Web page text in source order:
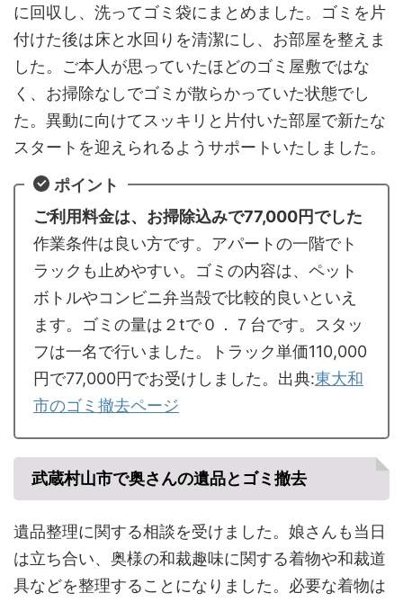
に回収し、洗ってゴミ袋にまとめました。ゴミを片
付けた後は床と水回りを清潔にし、お部屋を整えま
した。ご本人が思っていたほどのゴミ屋敷ではな
く、お掃除なしでゴミが散らかっていた状態でし
た。異動に向けてスッキリと片付いた部屋で新たな
スタートを迎えられるようサポートいたしました。
ポイント
ご利用料金は、お掃除込みで77,000円でした
作業条件は良い方です。アパートの一階でト
ラックも止めやすい。ゴミの内容は、ペット
ボトルやコンビニ弁当殻で比較的良いといえ
ます。ゴミの量は２tで０．７台です。スタッ
フは一名で行いました。トラック単価110,000
円で77,000円でお受けしました。出典:東大和
市のゴミ撤去ページ
武蔵村山市で奥さんの遺品とゴミ撤去
遺品整理に関する相談を受けました。娘さんも当日
は立ち合い、奥様の和裁趣味に関する着物や和裁道
具などを整理することになりました。必要な着物は